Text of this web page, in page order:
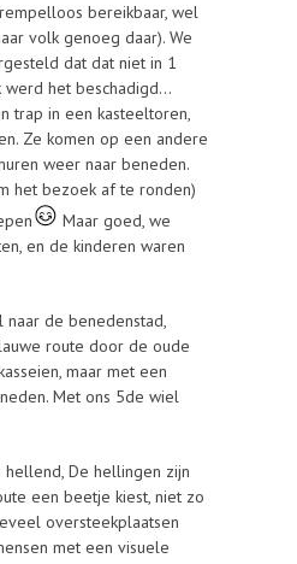
bereikbaar, wel
volk genoeg daar). We
dat dat niet in 1
werd het beschadigd…
trap in een kasteeltoren,
Ze komen op een andere
weer naar beneden.
het bezoek af te ronden)
Maar goed, we
en de kinderen waren
naar de benedenstad,
route door de oude
maar met een
Met ons 5de wiel
De hellingen zijn
een beetje kiest, niet zo
oversteekplaatsen
met een visuele